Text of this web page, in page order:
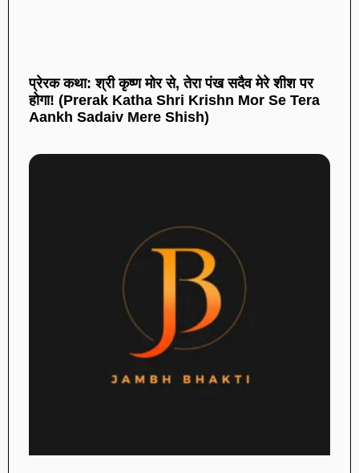
प्रेरक कथा: श्री कृष्ण मोर से, तेरा पंख सदैव मेरे शीश पर
होगा! (Prerak Katha Shri Krishn Mor Se Tera
Aankh Sadaiv Mere Shish)